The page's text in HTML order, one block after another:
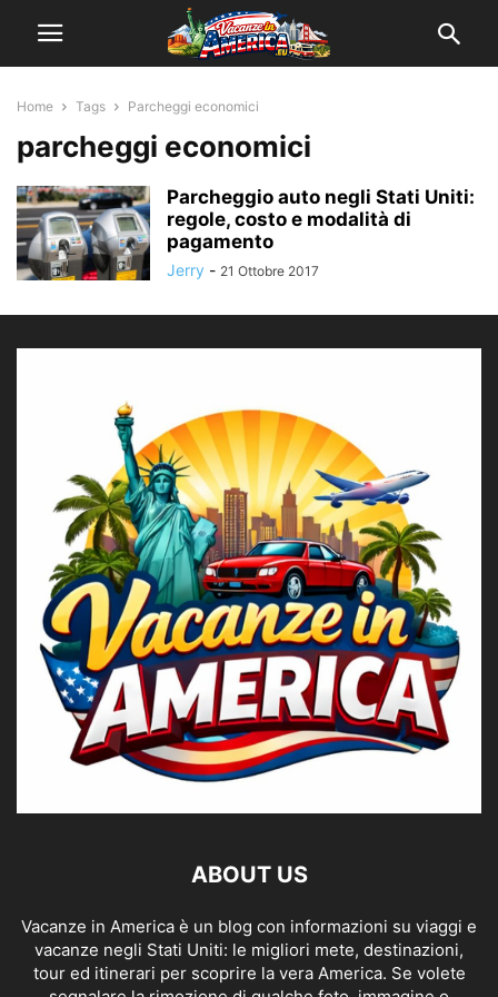
Home Tags Parcheggi economici
parcheggi economici
Parcheggio auto negli Stati Uniti:
regole, costo e modalità di
pagamento
Jerry - 21 Ottobre 2017
ABOUT US
Vacanze in America è un blog con informazioni su viaggi e
vacanze negli Stati Uniti: le migliori mete, destinazioni,
tour ed itinerari per scoprire la vera America. Se volete